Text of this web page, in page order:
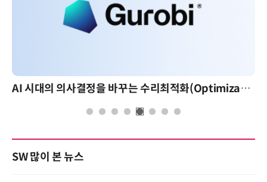
AI 시대의 의사결정을 바꾸는 수리최적화(Optimization): 실제 산업 적용 사례와 활용 전략
SW 많이 본 뉴스